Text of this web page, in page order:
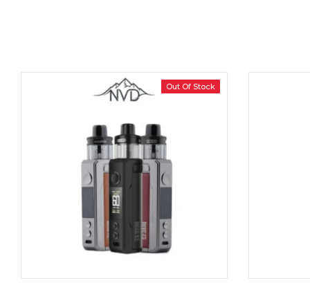
Out Of Stock